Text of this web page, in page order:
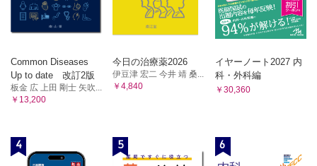
Common Diseases
Up to date 改訂2版
板金 広 上田 剛士 矢吹...
￥13,200
今日の治療薬2026
伊豆津 宏二 今井 靖 桑...
￥4,840
イヤーノート2027 内
科・外科編
￥30,360
4 5 6